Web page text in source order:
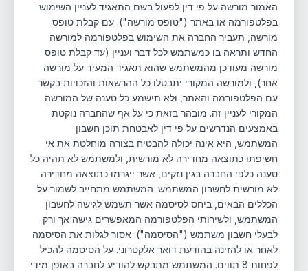
האמור מורשה על פי דין לפעול בשם התאגיד לעניין השימוש
בפלטפורמה או באתר ("טופס מורשה"). עם קבלת טופס
מורשה, תעביר החברה את השימוש בפלטפורמה למורשה
החדש ותראה בו כמשתמש לכל דבר ועניין (עד קבלת טופס
מורשה מעודכן מהמשתמש שהוא תאגיד המעיד על מורשה
אחר), ולמורשה המקורי יתבטלו כל ההרשאות והזכויות בקשר
עם הפלטפורמה והאתר, ולא תישמע כל טענה של המורשה
המקורי לעניין זה. מובהר בזאת כי על אף שהחברה נוקטת
באמצעים הנדרשים על פי דין לאבטחת תוכן חשבון
המשתמש, היא אינה יכולה להבטיח בצורה מוחלטת את אי
חשיפתו כתוצאה מחדירה לא מורשית, ולמשתמש לא תהיה כל
טענה כלפי החברה בגין נזקים, אשר ייגרמו כתוצאה מחדירה
לא מורשית לחשבון המשתמש. המשתמש מתחייב לשמור על
הכללים הבאים, ביחס לסיסמה אשר תשמש לגישה לחשבון
המשתמש, ולשירותי הפלטפורמה המאפשרים גישה אך ורק
לבעלי חשבון משתמש ("הסיסמה"): אסור לגלות את הסיסמה
לאחר או להזינה בהודעת דואר אלקטרוני. על הסיסמה להכיל
לפחות 8 תווים. המשתמש מתבקש להודיע לחברה באופן מידי